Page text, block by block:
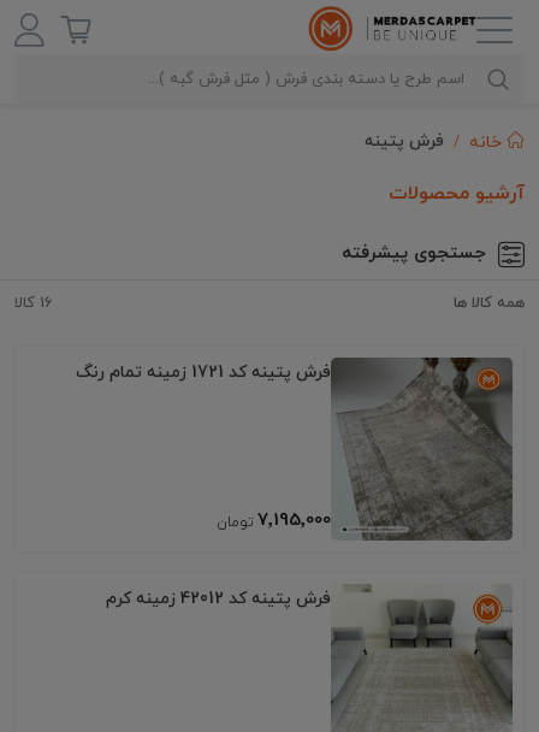
خانه فرش پتینه
آرشیو محصولات
جستجوی پیشرفته
همه کالا ها 16 کالا
فرش پتینه کد 1721 زمینه تمام رنگ
7٬195٬000
فرش پتینه کد 42012 زمینه کرم